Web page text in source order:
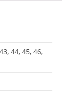
44, 45, 46,